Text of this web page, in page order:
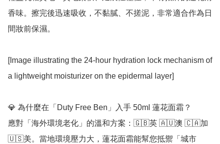
香味。擦完後迅速吸收，不黏膩、不搓泥，非常適合作為日
間妝前保濕。
[Image illustrating the 24-hour hydration lock mechanism of
a lightweight moisturizer on the epidermal layer]
💎 為什麼在「Duty Free Ben」入手 50ml 蓮花面霜？
應對「海外環境老化」的溫和方案：🇬🇧英 🇦🇺澳 🇨🇦加
🇺🇸美。當地環境壓力大，蓮花面霜能幫您抵禦「城市